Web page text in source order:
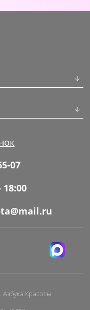
07
18:00
Красоты